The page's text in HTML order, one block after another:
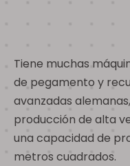
Tiene muchas
de pegamento y
avanzadas
producción de alta
una capacidad de
metros cuadrados.